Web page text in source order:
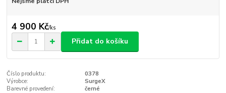
4 900 Kč/ks
Přidat do košíku
Číslo produktu:
0378
Výrobce:
SurgeX
Barevné provedení:
černé